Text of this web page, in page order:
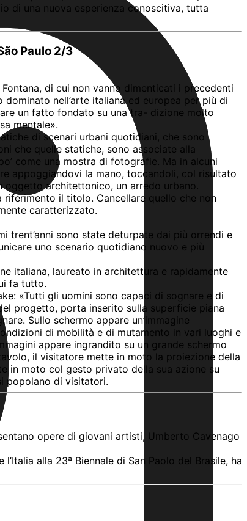
di una nuova esperienza conoscitiva, tutta
Paulo 2/3
di cui non vanno dimenticati i precedenti
nell’arte italiana ed europea per più di
un fatto fondato su una tra- dizione molto
mentale».
di scenari urbani quotidiani, che sono
che quelle statiche, sono associate alla
come una mostra di fotografie. Ma in alcuni
appoggiandovi la mano, toccandoli, col risultato
oggetto architettonico, un arredo urbano.
riferimento il titolo. Cancellare quello che non
caratterizzato.
trent’anni sono state deturpate dai più orrendi e
uno scenario quotidiano nuovo e più
italiana, laureato in architettura e rapidamente
fa tutto.
«Tutti gli uomini sono capaci di sognare e di
progetto, porta inserito sulla superficie piana
Sullo schermo appare un’immagine
di mobilità e di mutamento in vari luoghi e
appare ingrandito su un grande schermo
il visitatore mette in moto la proiezione della
in moto col gesto privato della sua azione su
popolano di visitatori.
opere di giovani artisti, Umberto Cavenago
alla 23ª Biennale di San Paolo del Brasile, ha